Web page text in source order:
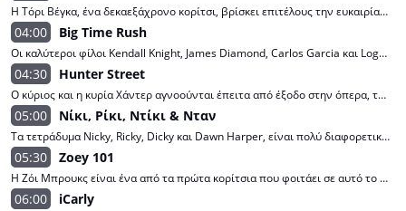
Η Τόρι Βέγκα, ένα δεκαεξάχρονο κορίτσι, βρίσκει επιτέλους την ευκαιρία να βγει από τη σκιά της αδελφής της και να αποδείξει την αξία της, αφού θα φοιτήσει σε ξακουστό λύκειο παραστατικών τεχνών.
04:00 Big Time Rush
Οι καλύτεροι φίλοι Kendall Knight, James Diamond, Carlos Garcia και Logan Mitchell μεγάλωσαν μαζί στη Μινεσότα. Εκτός από τον Τζέιμς, τα αγόρια ενδιαφέρονται περισσότερο για το χόκεϊ παρά για το Χόλιγουντ, αλλά όταν ένας γνωστός παραγωγός φτάνει στη χώρα αναζητώντας νεαρά ταλέντα, ο Τζέιμς πρέπει να πείσει τους άλλους να τον υποστηρίξουν στο casting.
04:30 Hunter Street
Ο κύριος και η κυρία Χάντερ αγνοούνται έπειτα από έξοδο στην όπερα, τα πέντε ανάδοχα παιδιά τους πρέπει να λύσουν το μυστήριο της εξαφάνισής τους, ενώ προσποιούνται ότι όλα είναι καλά.
05:00 Νίκι, Ρίκι, Ντίκι & Νταν
Τα τετράδυμα Nicky, Ricky, Dicky και Dawn Harper, είναι πολύ διαφορετικά μεταξύ τους, συχνά εμπλέκονται σε σοβαρή αδελφική αντιπαλότητα. Ωστόσο βρίσκουν ενδιαφέρουσες λύσεις για όλα τα προβλήματά τους.
05:30 Zoey 101
Η Ζόι Μπρουκς είναι ένα από τα πρώτα κορίτσια που φοιτάει σε αυτό το κάποτε αποκλειστικά αγορίστικο σχολείο. Μαζί με την καλύτερη της φίλη Λόλα και την τρελή παρέα τους, η Ζόι αντιμετωπίζει τις προκλήσεις της εφηβείας, την πίεση των μαθημάτων, τους πρώτους έρωτες και τις διασκεδαστικές φάρσες!
06:00 iCarly